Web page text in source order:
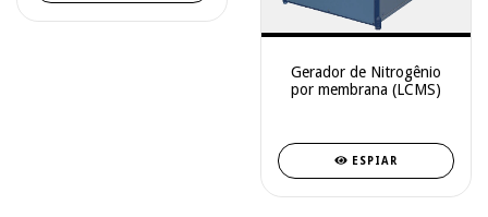
Gerador de Nitrogênio
por membrana (LCMS)
ESPIAR